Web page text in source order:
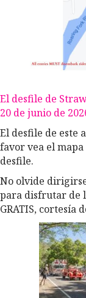
El desfile de
20 de junio de
El desfile de este
favor vea el
desfile.
No olvide
para disfrutar de
GRATIS, cortesía